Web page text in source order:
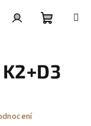
košík